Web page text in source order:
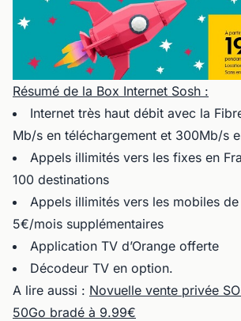
Résumé de la Box Internet Sosh :
Internet très haut débit avec la
Mb/s en téléchargement et 300Mb/s
Appels illimités vers les fixes en
100 destinations
Appels illimités vers les mobiles
5€/mois supplémentaires
Application TV d’Orange offerte
Décodeur TV en option.
A lire aussi : Novuelle vente privée
50Go bradé à 9.99€